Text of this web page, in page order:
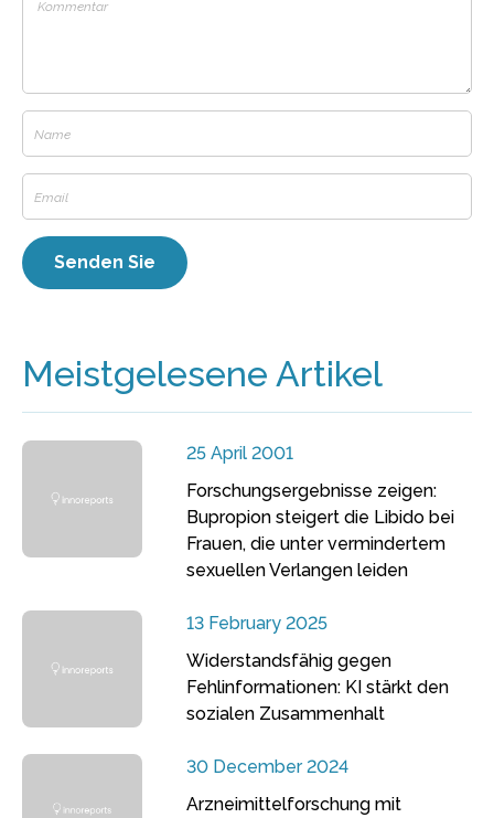
Meistgelesene Artikel
25 April 2001
Forschungsergebnisse zeigen:
Bupropion steigert die Libido bei
Frauen, die unter vermindertem
sexuellen Verlangen leiden
13 February 2025
Widerstandsfähig gegen
Fehlinformationen: KI stärkt den
sozialen Zusammenhalt
30 December 2024
Arzneimittelforschung mit